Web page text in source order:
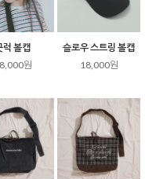
럭 볼캡
원
슬로우 스트링 볼캡
18,000원